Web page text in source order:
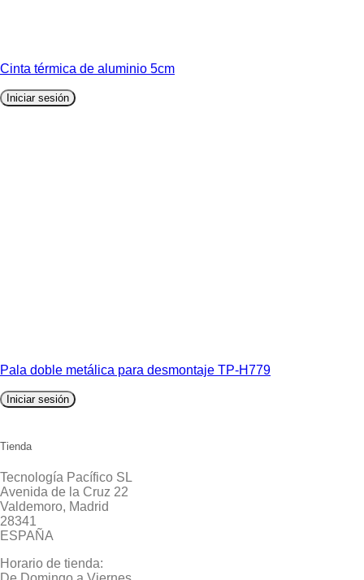
Cinta térmica de aluminio 5cm
Iniciar sesión
Pala doble metálica para desmontaje TP-H779
Iniciar sesión
Tienda
Tecnología Pacífico SL
Avenida de la Cruz 22
Valdemoro, Madrid
28341
ESPAÑA
Horario de tienda: